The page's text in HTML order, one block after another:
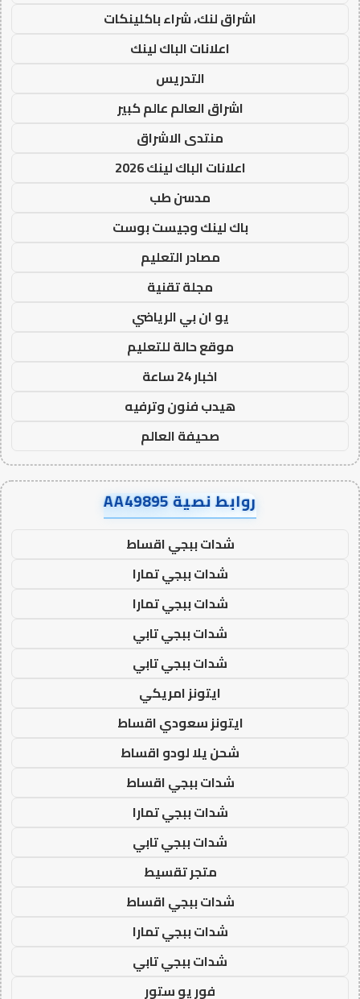
اشراق لنك، شراء باكلينكات
اعلانات الباك لينك
التدريس
اشراق العالم عالم كبير
منتدى الاشراق
اعلانات الباك لينك 2026
مدسن طب
باك لينك وجيست بوست
مصادر التعليم
مجلة تقنية
يو ان بي الرياضي
موقع حالة للتعليم
اخبار 24 ساعة
هيدب فنون وترفيه
صحيفة العالم
روابط نصية AA49895
شدات ببجي اقساط
شدات ببجي تمارا
شدات ببجي تمارا
شدات ببجي تابي
شدات ببجي تابي
ايتونز امريكي
ايتونز سعودي اقساط
شحن يلا لودو اقساط
شدات ببجي اقساط
شدات ببجي تمارا
شدات ببجي تابي
متجر تقسيط
شدات ببجي اقساط
شدات ببجي تمارا
شدات ببجي تابي
فور يو ستور